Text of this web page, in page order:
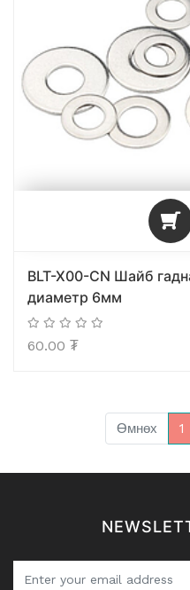
BLT-X00-CN Шайб
диаметр 6мм
60.00 ₮
Өмнөх 1